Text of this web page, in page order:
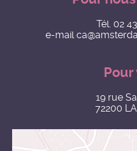
Tél. 02
e-mail
Pour
19 rue
72200